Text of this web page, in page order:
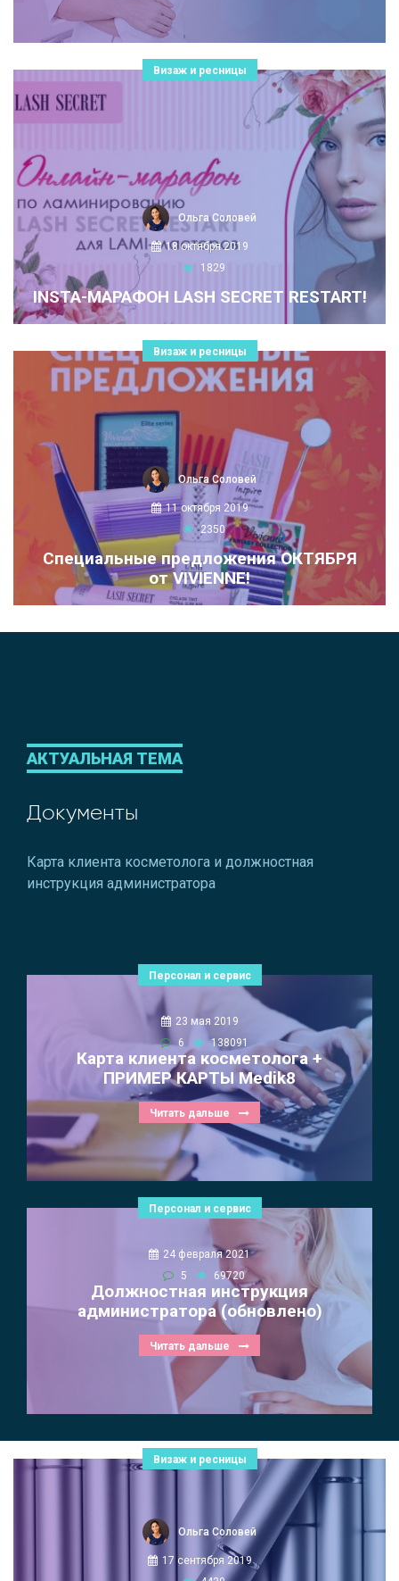
Визаж и ресницы
Ольга Соловей
18 октября 2019
1829
INSTA-МАРАФОН LASH SECRET RESTART!
Визаж и ресницы
Ольга Соловей
11 октября 2019
2350
Специальные предложения ОКТЯБРЯ
от VIVIENNE!
АКТУАЛЬНАЯ ТЕМА
Документы
Карта клиента косметолога и должностная
инструкция администратора
Персонал и сервис
23 мая 2019
6
138091
Карта клиента косметолога +
ПРИМЕР КАРТЫ Medik8
Читать дальше
Персонал и сервис
24 февраля 2021
5
69720
Должностная инструкция
администратора (обновлено)
Читать дальше
Визаж и ресницы
Ольга Соловей
17 сентября 2019